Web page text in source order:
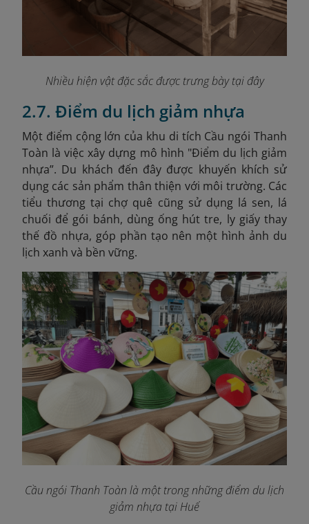
Nhiều hiện vật đặc sắc được trưng bày tại đây
2.7. Điểm du lịch giảm nhựa
Một điểm cộng lớn của khu di tích Cầu ngói Thanh
Toàn là việc xây dựng mô hình "Điểm du lịch giảm
nhựa”. Du khách đến đây được khuyến khích sử
dụng các sản phẩm thân thiện với môi trường. Các
tiểu thương tại chợ quê cũng sử dụng lá sen, lá
chuối để gói bánh, dùng ống hút tre, ly giấy thay
thế đồ nhựa, góp phần tạo nên một hình ảnh du
lịch xanh và bền vững.
Cầu ngói Thanh Toàn là một trong những điểm du lịch
giảm nhựa tại Huế